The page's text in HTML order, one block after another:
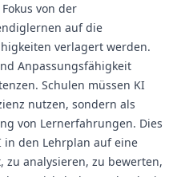
von der
auf die
verlagert werden.
Anpassungsfähigkeit
Schulen müssen KI
nutzen, sondern als
von Lernerfahrungen. Dies
in den Lehrplan auf eine
zu analysieren, zu bewerten,